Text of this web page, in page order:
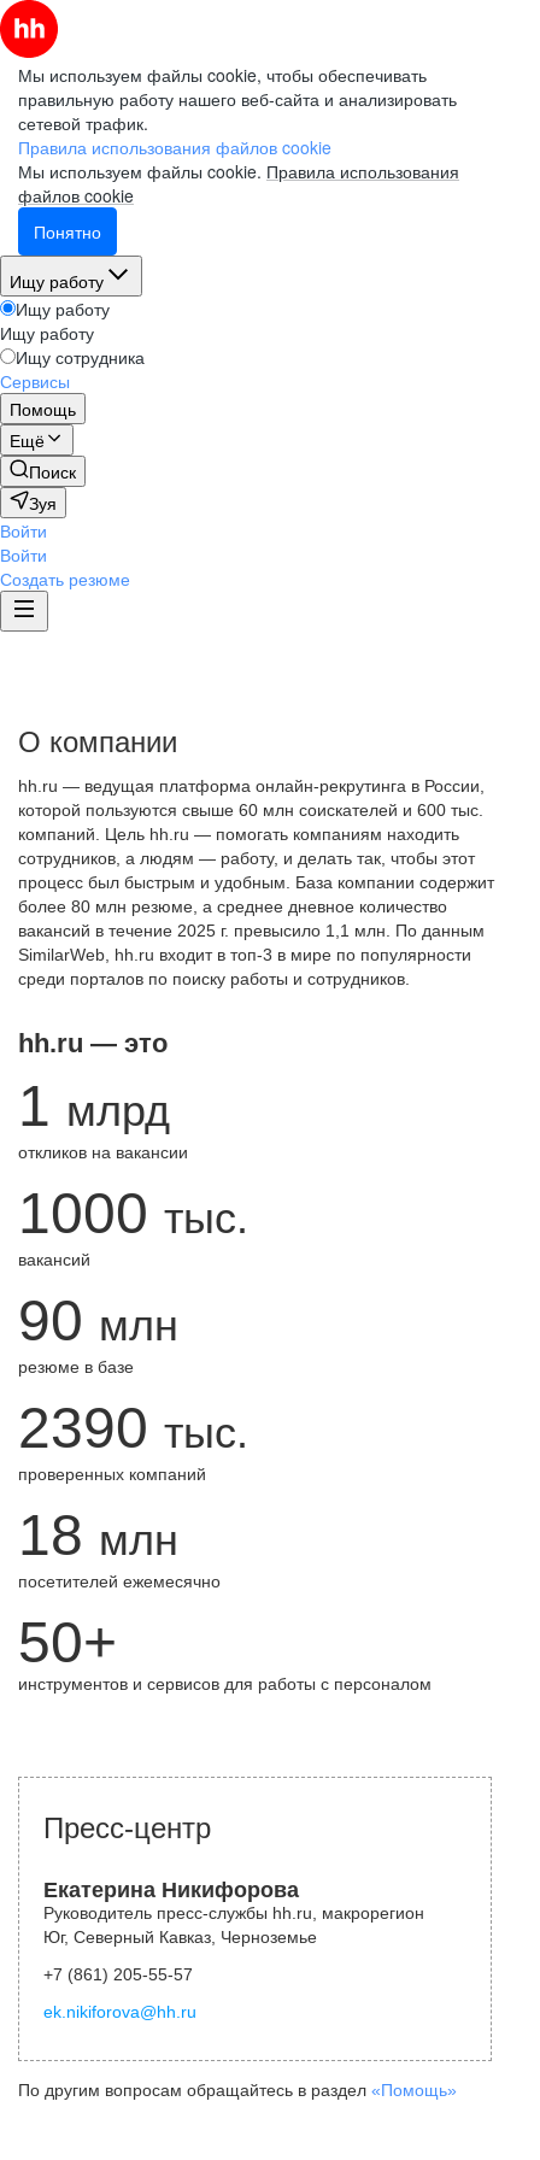
Мы используем файлы cookie, чтобы обеспечивать
правильную работу нашего веб-сайта и анализировать
сетевой трафик.
Правила использования файлов cookie
Мы используем файлы cookie. Правила использования
файлов cookie
Понятно
Ищу работу
Ищу работу
Ищу работу
Ищу сотрудника
Сервисы
Помощь
Ещё
Поиск
Зуя
Войти
Войти
Создать резюме
О компании
hh.ru — ведущая платформа онлайн-рекрутинга в России,
которой пользуются свыше 60 млн соискателей и 600 тыс.
компаний. Цель hh.ru — помогать компаниям находить
сотрудников, а людям — работу, и делать так, чтобы этот
процесс был быстрым и удобным. База компании содержит
более 80 млн резюме, а среднее дневное количество
вакансий в течение 2025 г. превысило 1,1 млн. По данным
SimilarWeb, hh.ru входит в топ-3 в мире по популярности
среди порталов по поиску работы и сотрудников.
hh.ru — это
1 млрд
откликов на вакансии
1000 тыс.
вакансий
90 млн
резюме в базе
2390 тыс.
проверенных компаний
18 млн
посетителей ежемесячно
50+
инструментов и сервисов для работы с персоналом
Пресс-центр
Екатерина Никифорова
Руководитель пресс-службы hh.ru, макрорегион
Юг, Северный Кавказ, Черноземье
+7 (861) 205-55-57
ek.nikiforova@hh.ru
По другим вопросам обращайтесь в раздел «Помощь»